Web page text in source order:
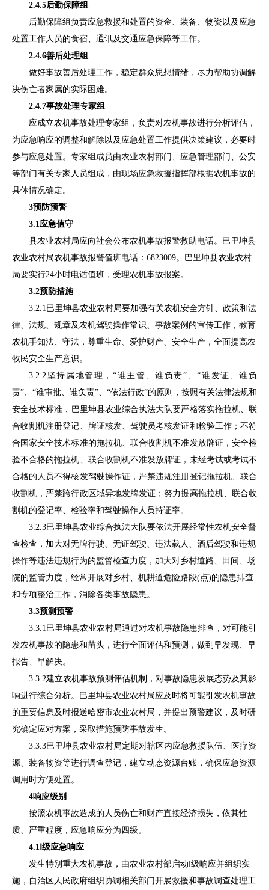
2.4.5后勤保障组
后勤保障组负责应急救援和处置的资金、装备、物资以及应急
处置工作人员的食宿、通讯及交通应急保障等工作。
2.4.6善后处理组
做好事故善后处理工作，稳定群众思想情绪，尽力帮助协调解
决伤亡者家属的实际困难。
2.4.7事故处理专家组
应成立农机事故处理专家组，负责对农机事故进行分析评估，
为应急响应的调整和解除以及应急处置工作提供决策建议，必要时
参与应急处置。专家组成员由农业农村部门、应急管理部门、公安
等部门有关专家人员组成，由现场应急救援指挥部根据农机事故的
具体情况确定。
3预防预警
3.1应急值守
县农业农村局应向社会公布农机事故报警救助电话。巴里坤县
农业农村局农机事故报警值班电话： 6823009。巴里坤县农业农村
局要实行24小时电话值班，受理农机事故报案。
3.2预防措施
3.2.1 巴里坤县农业农村局要加强有关农机安全方针、政策和法
律、法规、规章及农机驾驶操作常识、事故案例的宣传工作，教育
农机手知法、守法，尊重生命、爱护财产、安全生产，全面提高农
牧民安全生产意识。
3.2.2 坚持属地管理， “谁主管 、谁负责” 、“谁发证 、谁负
责”、“谁审批、谁负责”、 “依法行政”的原则，按照有关法律法规和
安全技术标准， 巴里坤县农业综合执法大队要严格落实拖拉机、联
合收割机注册登记、牌证核发、驾驶员考核发证和检验工作；不符
合国家安全技术标准的拖拉机、联合收割机不准发放牌证，安全检
验不合格的拖拉机、联合收割机不准发放牌证，未经考试或考试不
合格的人员不得核发驾驶操作证，严禁违规注册登记拖拉机、联合
收割机，严禁跨行政区域异地发牌发证；努力提高拖拉机、联合收
割机的登记率、检验率和驾驶操作人员持证率。
3.2.3巴里坤县农业综合执法大队要依法开展经常性农机安全督
查检查，加大对无牌行驶、无证驾驶、违法载人、酒后驾驶和违规
操作等违法违规行为的监督检查力度，加大对乡村道路、田间、场
院的监管力度，经常开展对乡村、机耕道危险路段(点)的隐患排查
和专项整治工作，消除各类事故隐患。
3.3预测预警
3.3.1 巴里坤县农业农村局通过对农机事故隐患排查，对可能引
发农机事故的隐患和苗头，进行全面评估和预测，做到早发现、早
报告、早解决。
3.3.2建立农机事故预测评估机制，对事故隐患发展态势及其影
响进行综合分析。巴里坤县农业农村局应及时将可能引发农机事故
的重要信息及时报送哈密市农业农村局，并提出预警建议，及时研
究确定应对方案，采取措施预防事故发生。
3.3.3巴里坤县农业农村局定期对辖区内应急救援队伍、医疗资
源、装备物资等进行调查登记，建立动态资源台账，确保应急资源
调用时方便处置。
4响应级别
按照农机事故造成的人员伤亡和财产直接经济损失，依其性
质、严重程度，应急响应分为四级。
4.1 Ⅰ级应急响应
发生特别重大农机事故，由农业农村部启动 Ⅰ级响应并组织实
施，自治区人民政府组织协调相关部门开展救援和事故调查处理工